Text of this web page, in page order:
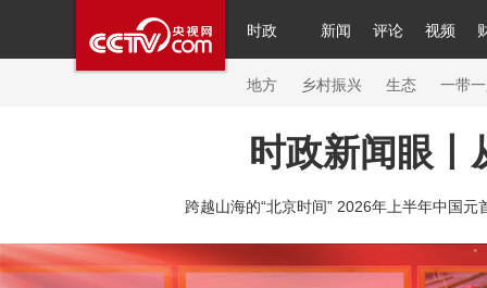
时政 新闻 评论 视频
人民领袖习近平 联播+ 中国
直播 片库 栏目大全 节目单
繁体 海外频道 iPanda
地方 乡村振兴 生态 一带
网络春晚 共产党员网 秧纪录 纪
新闻 国内 国际 评论 经济 军事 科技
时政新闻眼丨
跨越山海的“北京时间” 2026年上半年中国元